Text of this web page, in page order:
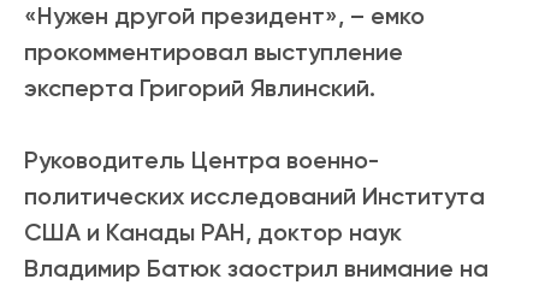
«Нужен другой президент», – емко
прокомментировал выступление
эксперта Григорий Явлинский.
Руководитель Центра военно-
политических исследований Института
США и Канады РАН, доктор наук
Владимир Батюк заострил внимание на